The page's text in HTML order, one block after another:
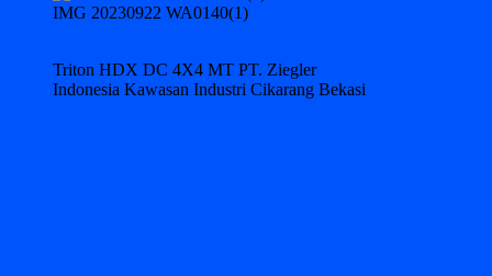
IMG 20230922 WA0140(1)
Triton HDX DC 4X4 MT PT. Ziegler
Indonesia Kawasan Industri Cikarang Bekasi